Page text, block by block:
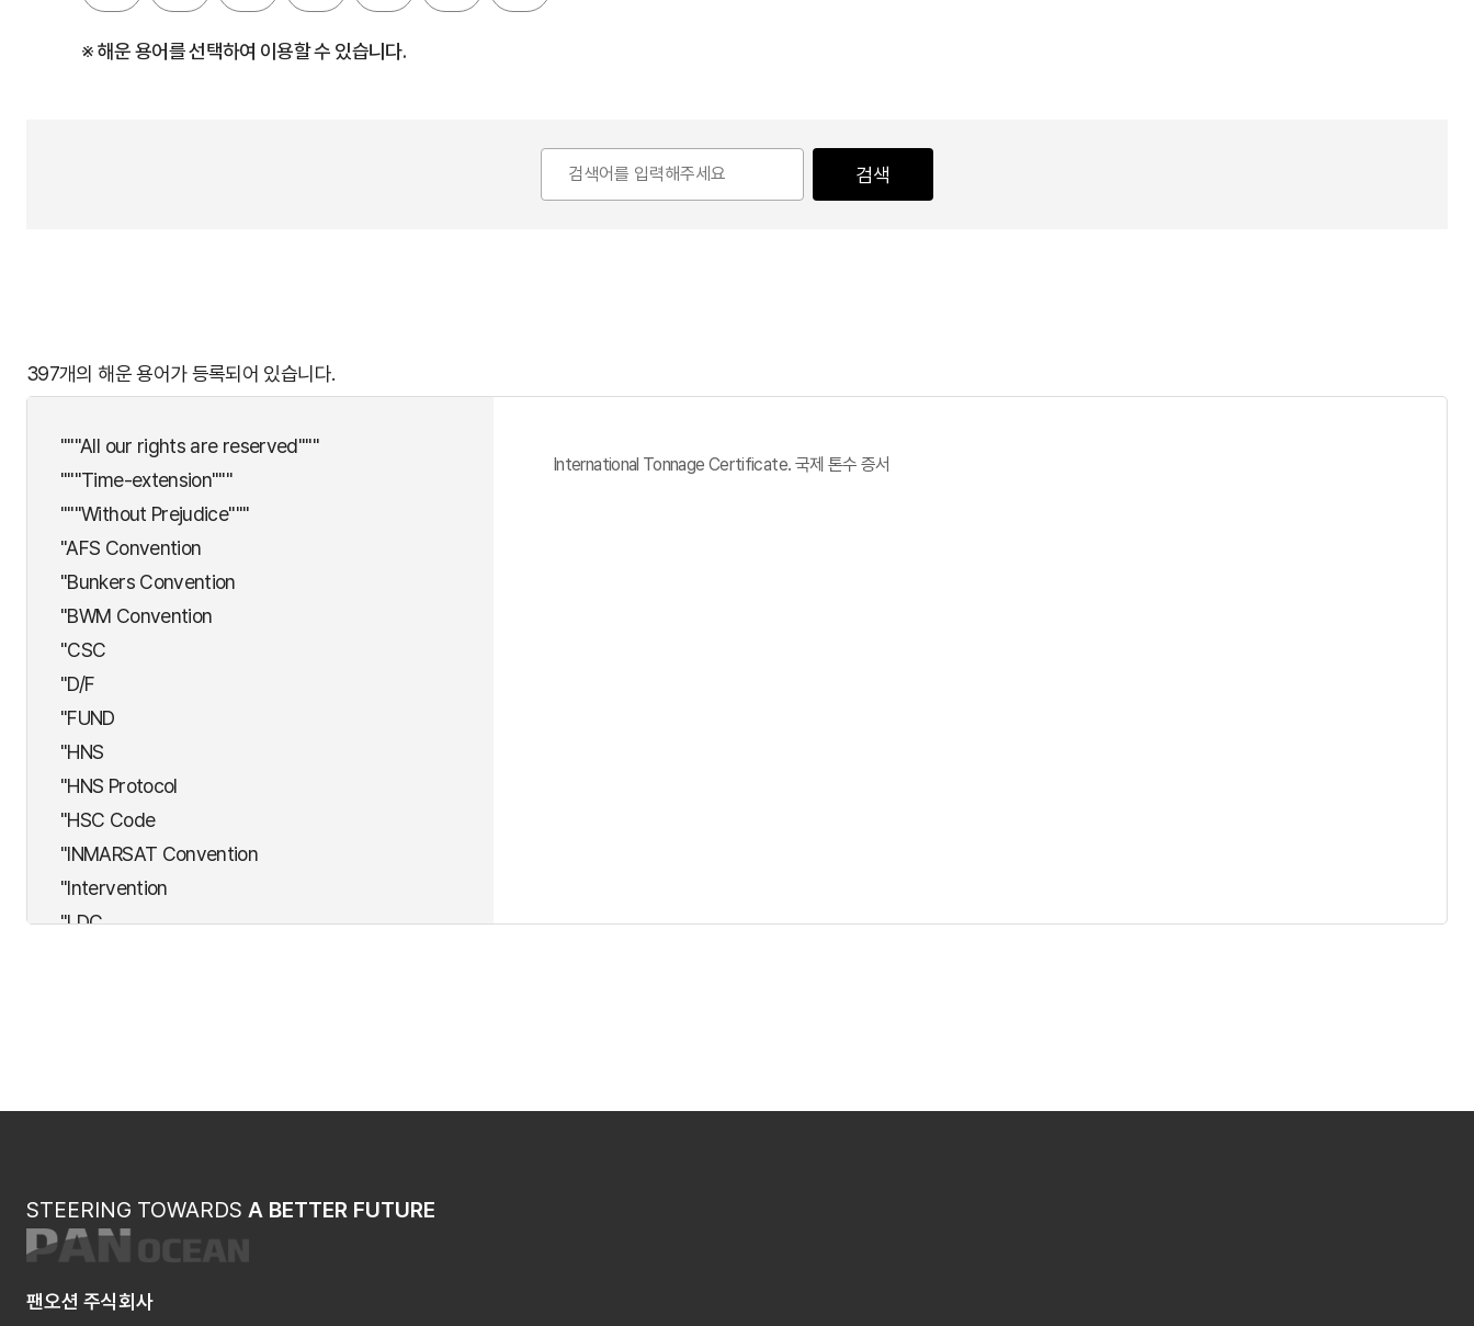
※ 해운 용어를 선택하여 이용할 수 있습니다.
검색
397개의 해운 용어가 등록되어 있습니다.
"""All our rights are reserved"""
"""Time-extension"""
"""Without Prejudice"""
"AFS Convention
"Bunkers Convention
"BWM Convention
"CSC
"D/F
"FUND
"HNS
"HNS Protocol
"HSC Code
"INMARSAT Convention
"Intervention
"LDC
Acceptance
AFS
International Tonnage Certificate. 국제 톤수 증서
STEERING TOWARDS A BETTER FUTURE
팬오션 주식회사